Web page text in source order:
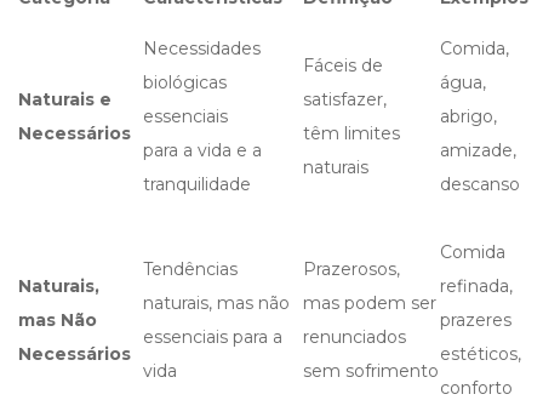
Naturais e
Necessários
Necessidades
biológicas
essenciais
para a vida e a
tranquilidade
Fáceis de
satisfazer,
têm limites
naturais
Comida,
água,
abrigo,
amizade,
descanso
Naturais,
mas Não
Necessários
Tendências
naturais, mas não
essenciais para a
vida
Prazerosos,
mas podem ser
renunciados
sem sofrimento
Comida
refinada,
prazeres
estéticos,
conforto